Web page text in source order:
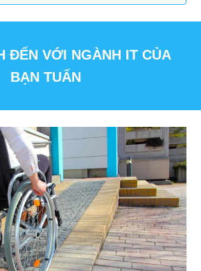
ĐẾN VỚI NGÀNH IT CỦA
BẠN TUẤN